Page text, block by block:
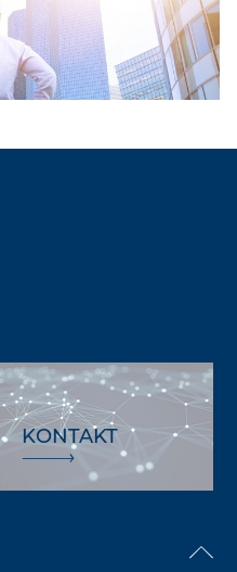
KONTAKT